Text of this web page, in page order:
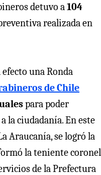
detuvo a104
realizada en
una Ronda
de Chile
para poder
la ciudadanía. En este
Araucanía, se logró la
la teniente coronel
de la Prefectura